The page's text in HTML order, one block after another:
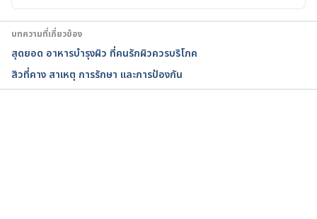
https://www.goodhousekeeping.com/health/diet-
nutrition/a30383410/how-to-get-rid-of-a-double-
chin/. Accessed April 24, 2020
บทความที่เกี่ยวข้อง
สุดยอด อาหารบำรุงผิว ที่คนรักผิวควรบริโภค
สิวที่คาง สาเหตุ การรักษา และการป้องกัน